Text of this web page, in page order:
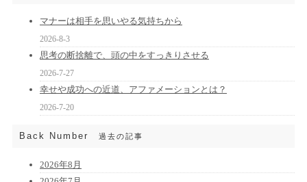
マナーは相手を思いやる気持ちから
2026-8-3
思考の断捨離で、頭の中をすっきりさせる
2026-7-27
幸せや成功への近道、アファメーションとは？
2026-7-20
Back Number 過去の記事
2026年8月